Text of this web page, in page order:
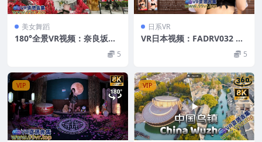
美女舞蹈
180°全景VR视频：奈良坂刀
锋点锦标赛VR二次元cos美女
5
日系VR
VR日本视频：FADRV032 小
日向結衣 〜時間を超えて 9.2
5
VIP VIP